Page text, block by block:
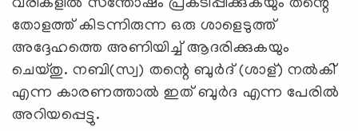
വരികളില്‍ സന്തോഷം പ്രകടിപ്പിക്കുകയും തന്റെ
തോളത്ത് കിടന്നിരുന്ന ഒരു ശാളെടുത്ത്
അദ്ദേഹത്തെ അണിയിച്ച് ആദരിക്കുകയും
ചെയ്തു. നബി(സ്വ) തന്റെ ബുര്‍ദ് (ശാള്) നല്‍കി്
എന്ന കാരണത്താല്‍ ഇത് ബുര്‍ദ എന്ന പേരില്‍
അറിയപ്പെട്ടു.